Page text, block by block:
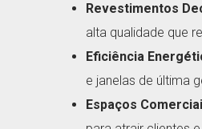
Revestimentos
alta qualidade que
Eficiência
e janelas de última
Espaços